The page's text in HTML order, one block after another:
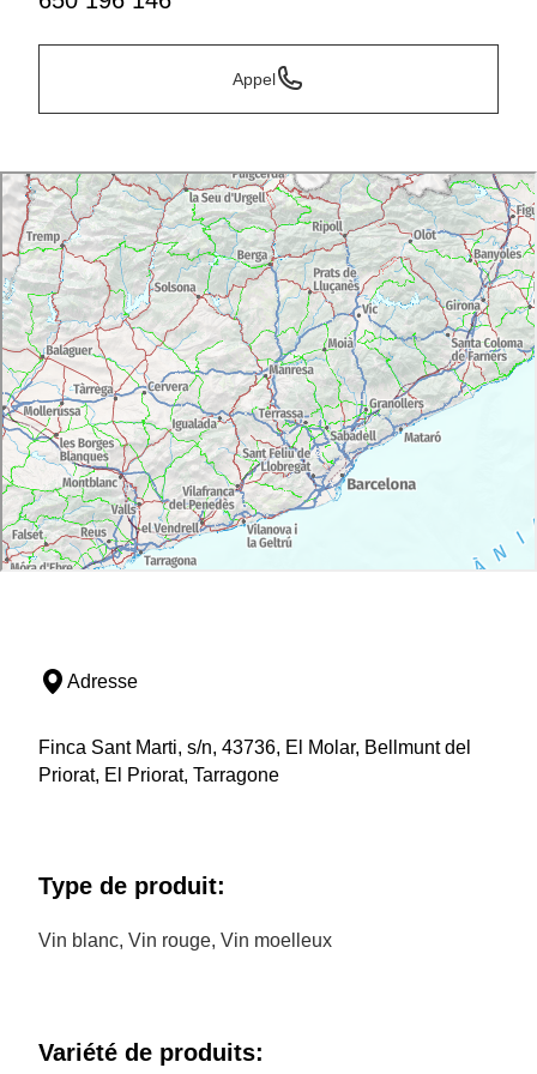
Appel
Adresse
Finca Sant Marti, s/n, 43736, El Molar, Bellmunt del
Priorat, El Priorat, Tarragone
Type de produit:
Vin blanc, Vin rouge, Vin moelleux
Variété de produits: